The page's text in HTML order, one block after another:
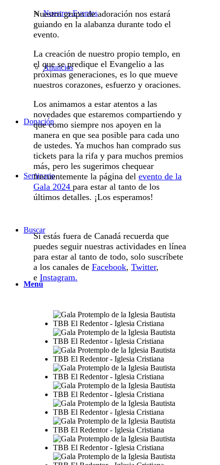
Nuestros Eventos
Anuncios
Donación
Seminario
Buscar
Menú
Nuestro grupo de adoración nos estará
guiando en la alabanza durante todo el
evento.
La creación de nuestro propio templo, en
el que se predique el Evangelio a las
próximas generaciones, es lo que mueve
nuestros corazones, esfuerzo y oraciones.
Los animamos a estar atentos a las
novedades que estaremos compartiendo y
que como siempre nos apoyen en la
manera en que sea posible para cada uno
de ustedes. Ya muchos han comprado sus
tickets para la rifa y para muchos premios
más, pero les sugerimos chequear
frecuentemente la página del evento de la
Gala 2024 para estar al tanto de los
últimos detalles. ¡Los esperamos!
Si estás fuera de Canadá recuerda que
puedes seguir nuestras actividades en línea
para estar al tanto de todo, solo suscríbete
a los canales de Facebook, Twitter,
e Instagram.